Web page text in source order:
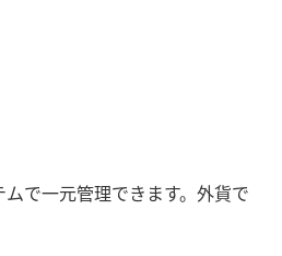
で一元管理できます。外貨で